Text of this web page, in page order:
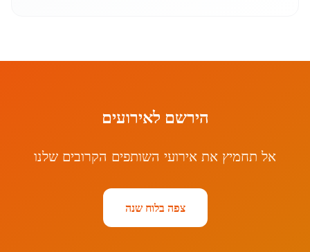
הירשם לאירועים
אל תחמיץ את אירועי השותפים הקרובים שלנו
צפה בלוח שנה